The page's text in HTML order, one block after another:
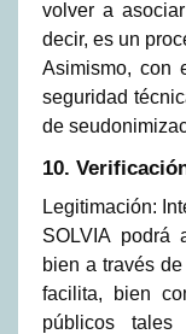
volver a
decir, es un
Asimismo, con
seguridad
de
10.
Legitimación:
SOLVIA podrá
bien a través
facilita, bien
públicos